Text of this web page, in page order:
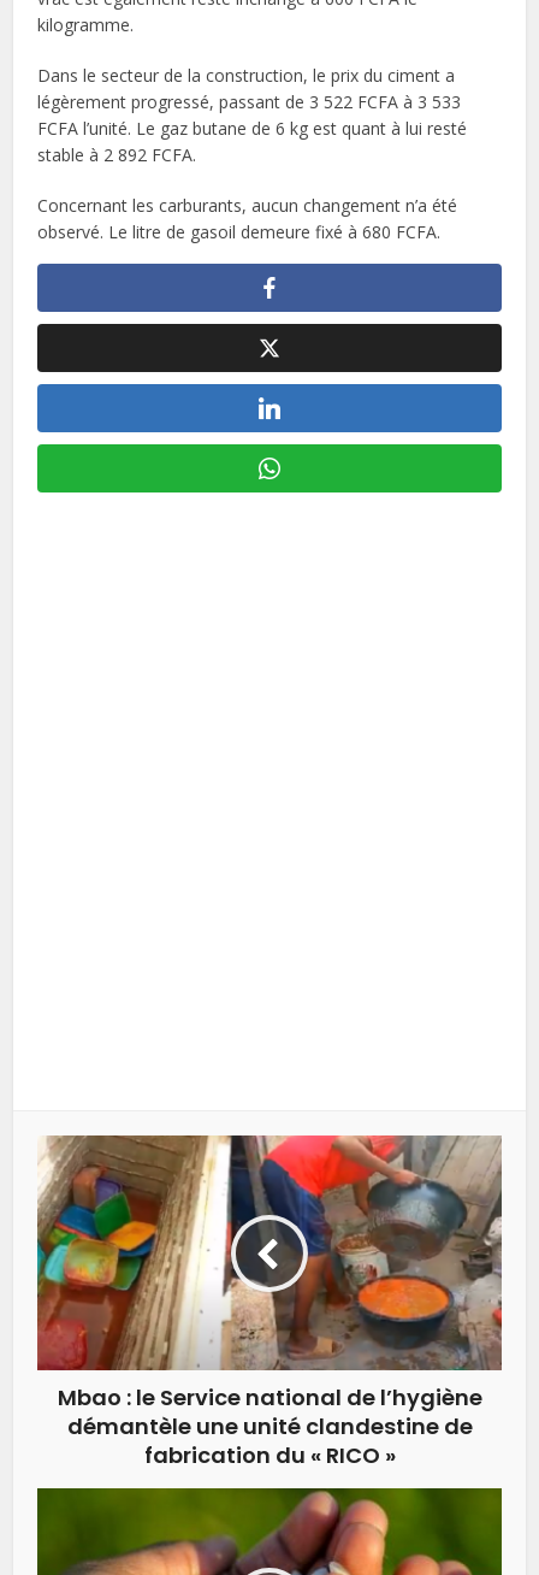
kilogramme.
Dans le secteur de la construction, le prix du ciment a
légèrement progressé, passant de 3 522 FCFA à 3 533
FCFA l’unité. Le gaz butane de 6 kg est quant à lui resté
stable à 2 892 FCFA.
Concernant les carburants, aucun changement n’a été
observé. Le litre de gasoil demeure fixé à 680 FCFA.
Mbao : le Service national de l’hygiène
démantèle une unité clandestine de
fabrication du « RICO »